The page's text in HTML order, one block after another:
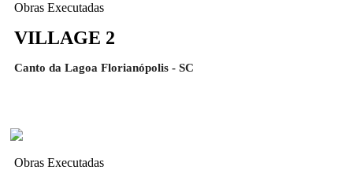
Obras Executadas
VILLAGE 2
Canto da Lagoa Florianópolis - SC
Obras Executadas